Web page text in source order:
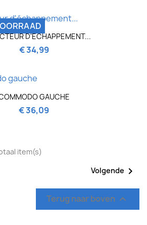
D'ÉCHAPPEMENT...
€ 34,99
GAUCHE
€ 36,09
item(s)
Volgende 
Terug naar boven 